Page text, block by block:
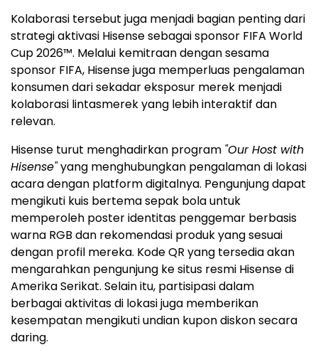
Kolaborasi tersebut juga menjadi bagian penting dari
strategi aktivasi Hisense sebagai sponsor FIFA World
Cup 2026™. Melalui kemitraan dengan sesama
sponsor FIFA, Hisense juga memperluas pengalaman
konsumen dari sekadar eksposur merek menjadi
kolaborasi lintasmerek yang lebih interaktif dan
relevan.
Hisense turut menghadirkan program "Our Host with
Hisense"yang menghubungkan pengalaman di lokasi
acara dengan platform digitalnya. Pengunjung dapat
mengikuti kuis bertema sepak bola untuk
memperoleh poster identitas penggemar berbasis
warna RGB dan rekomendasi produk yang sesuai
dengan profil mereka. Kode QR yang tersedia akan
mengarahkan pengunjung ke situs resmi Hisense di
Amerika Serikat. Selain itu, partisipasi dalam
berbagai aktivitas di lokasi juga memberikan
kesempatan mengikuti undian kupon diskon secara
daring.